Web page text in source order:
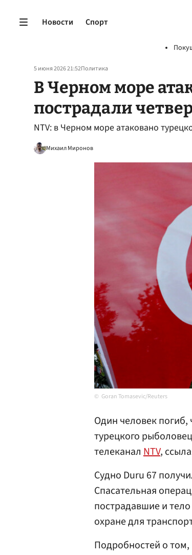
Новости Спорт
5 июня 2026 21:52Политика
В Черном море
пострадали
NTV: в Черном море атаковано
Михаил Миронов
Goran Tomasevic/Reuters
Один человек погиб,
турецкого
телеканал NTV,
Судно Duru 67
Спасательная
пострадавшие и
охране для
Подробностей о